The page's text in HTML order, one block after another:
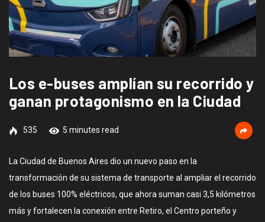
Los e-buses amplían su recorrido y
ganan protagonismo en la Ciudad
535 5 minutes read
La Ciudad de Buenos Aires dio un nuevo paso en la
transformación de su sistema de transporte al ampliar el recorrido
de los buses 100% eléctricos, que ahora suman casi 3,5 kilómetros
más y fortalecen la conexión entre Retiro, el Centro porteño y